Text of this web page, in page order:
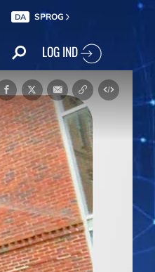
DA SPROG
LOG IND